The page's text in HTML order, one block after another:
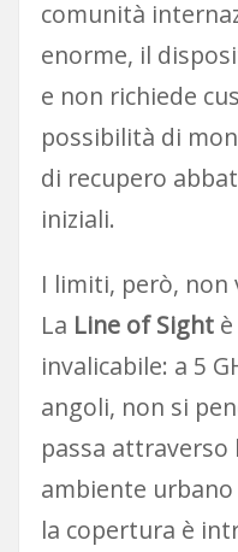
comunità
enorme, il
e non richiede
possibilità di
di recupero
iniziali.
I limiti, però, non
La Line of Sightè
invalicabile: a 5
angoli, non si
passa attraverso
ambiente urbano
la copertura è